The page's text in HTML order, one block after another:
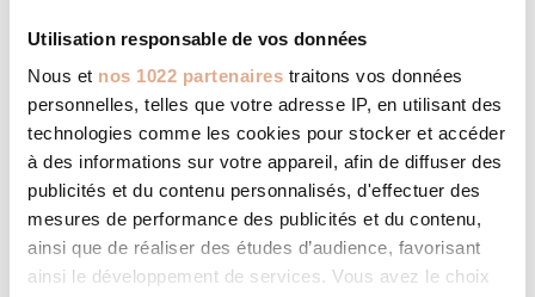
Utilisation responsable de vos données
Nous et nos 1022 partenaires traitons vos données
personnelles, telles que votre adresse IP, en utilisant des
technologies comme les cookies pour stocker et accéder
à des informations sur votre appareil, afin de diffuser des
publicités et du contenu personnalisés, d'effectuer des
mesures de performance des publicités et du contenu,
ainsi que de réaliser des études d’audience, favorisant
ainsi le développement de services. Vous avez le choix